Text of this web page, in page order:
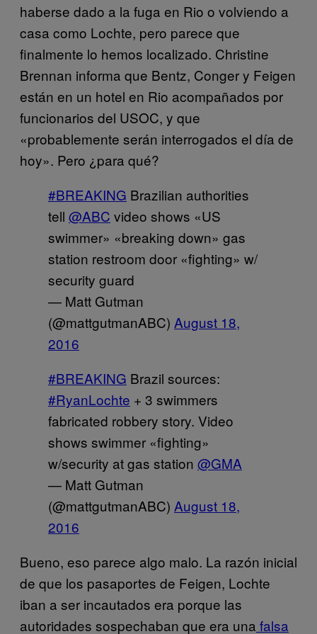
haberse dado a la fuga en Rio o volviendo a
casa como Lochte, pero parece que
finalmente lo hemos localizado. Christine
Brennan informa que Bentz, Conger y Feigen
están en un hotel en Rio acompañados por
funcionarios del USOC, y que
«probablemente serán interrogados el día de
hoy». Pero ¿para qué?
#BREAKING Brazilian authorities
tell @ABC video shows «US
swimmer» «breaking down» gas
station restroom door «fighting» w/
security guard
— Matt Gutman
(@mattgutmanABC) August 18,
2016
#BREAKING Brazil sources:
#RyanLochte + 3 swimmers
fabricated robbery story. Video
shows swimmer «fighting»
w/security at gas station @GMA
— Matt Gutman
(@mattgutmanABC) August 18,
2016
Bueno, eso parece algo malo. La razón inicial
de que los pasaportes de Feigen, Lochte
iban a ser incautados era porque las
autoridades sospechaban que era una falsa